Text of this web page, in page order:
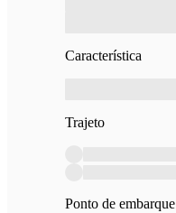
Característica
Trajeto
Ponto de embarque